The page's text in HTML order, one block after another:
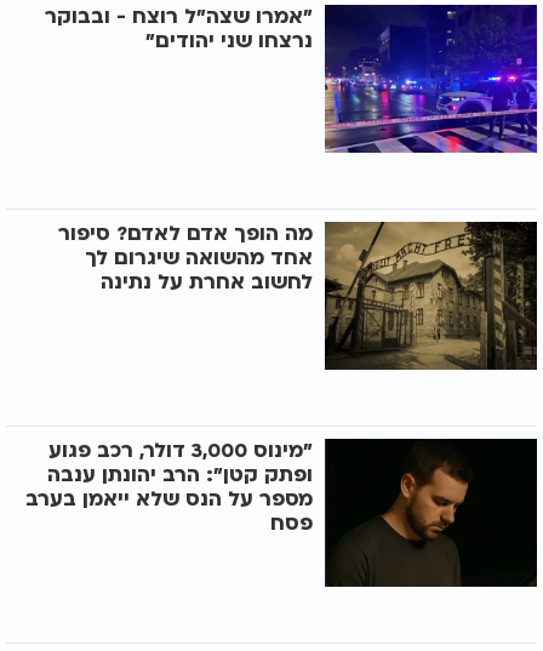
"אמרו שצה"ל רוצח - ובבוקר
נרצחו שני יהודים"
מה הופך אדם לאדם? סיפור
אחד מהשואה שיגרום לך
לחשוב אחרת על נתינה
"מינוס 3,000 דולר, רכב פגוע
ופתק קטן": הרב יהונתן ענבה
מספר על הנס שלא ייאמן בערב
פסח